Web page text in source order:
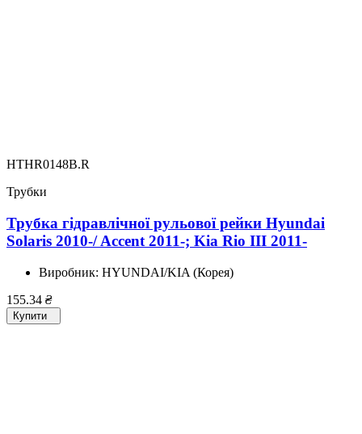
HTHR0148B.R
Трубки
Трубка гідравлічної рульової рейки Hyundai
Solaris 2010-/ Accent 2011-; Kia Rio III 2011-
Виробник: HYUNDAI/KIA (Корея)
155.34 ₴
Купити